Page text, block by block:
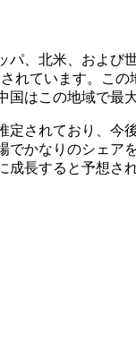
、北米、および
れています。こ
はこの地域で最
定されており、
かなりのシェア
長すると予想さ